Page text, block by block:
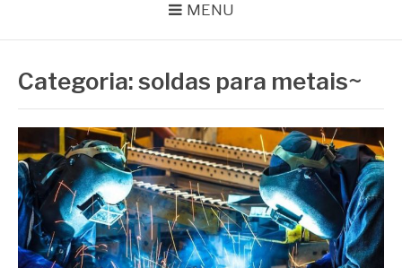
MENU
Categoria:soldas para metais~